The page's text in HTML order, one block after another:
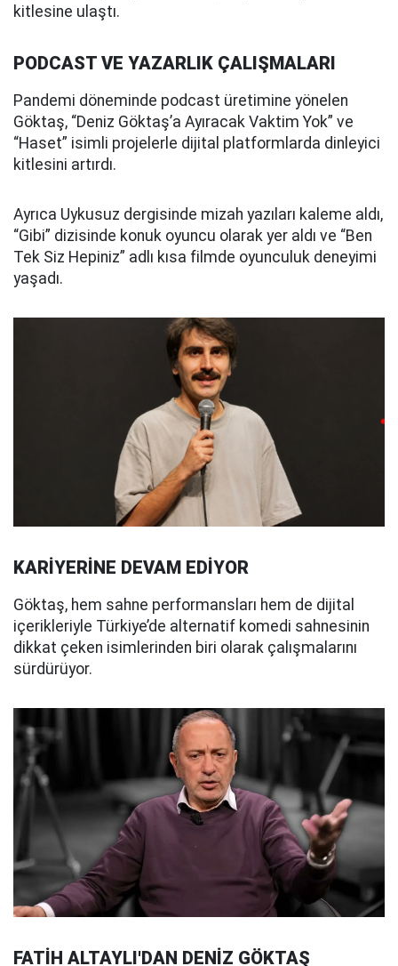
kitlesine ulaştı.
PODCAST VE YAZARLIK ÇALIŞMALARI
Pandemi döneminde podcast üretimine yönelen
Göktaş, “Deniz Göktaş’a Ayıracak Vaktim Yok” ve
“Haset” isimli projelerle dijital platformlarda dinleyici
kitlesini artırdı.
Ayrıca Uykusuz dergisinde mizah yazıları kaleme aldı,
“Gibi” dizisinde konuk oyuncu olarak yer aldı ve “Ben
Tek Siz Hepiniz” adlı kısa filmde oyunculuk deneyimi
yaşadı.
KARİYERİNE DEVAM EDİYOR
Göktaş, hem sahne performansları hem de dijital
içerikleriyle Türkiye’de alternatif komedi sahnesinin
dikkat çeken isimlerinden biri olarak çalışmalarını
sürdürüyor.
FATİH ALTAYLI'DAN DENİZ GÖKTAŞ